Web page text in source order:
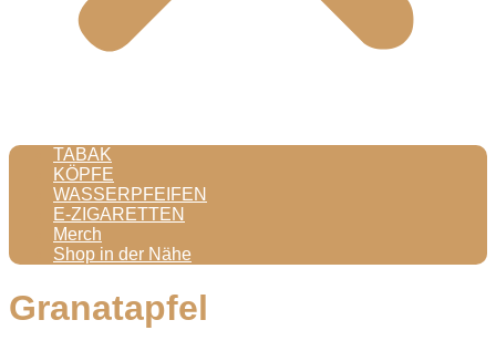
TABAK
KÖPFE
WASSERPFEIFEN
E-ZIGARETTEN
Merch
Shop in der Nähe
Granatapfel